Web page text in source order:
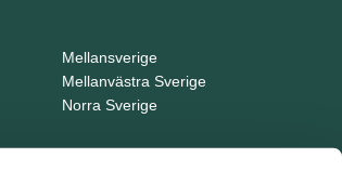
Mellansverige
Mellanvästra Sverige
Norra Sverige